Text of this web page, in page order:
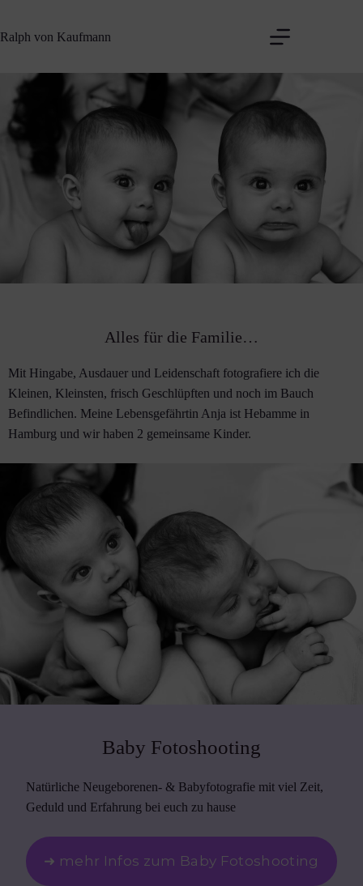
Inhalt
Ralph von Kaufmann
Alles für die Familie…
Mit Hingabe, Ausdauer und Leidenschaft fotografiere ich die
Kleinen, Kleinsten, frisch Geschlüpften und noch im Bauch
Befindlichen. Meine Lebensgefährtin Anja ist Hebamme in
Hamburg und wir haben 2 gemeinsame Kinder.
Baby Fotoshooting
Natürliche Neugeborenen- & Babyfotografie mit viel Zeit,
Geduld und Erfahrung bei euch zu hause
➜ mehr Infos zum Baby Fotoshooting